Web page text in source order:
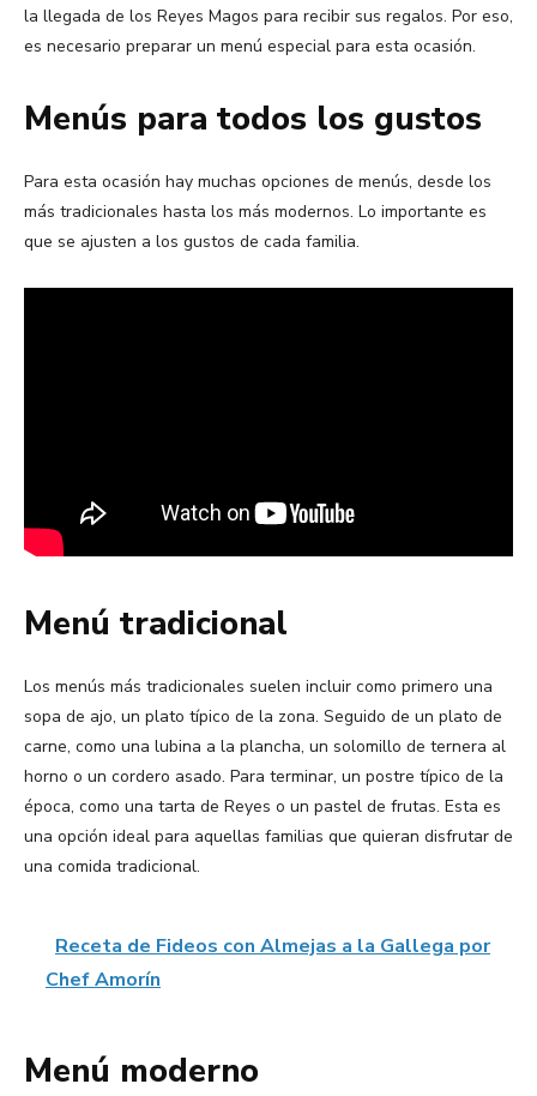
la llegada de los Reyes Magos para recibir sus regalos. Por eso,
es necesario preparar un menú especial para esta ocasión.
Menús para todos los gustos
Para esta ocasión hay muchas opciones de menús, desde los
más tradicionales hasta los más modernos. Lo importante es
que se ajusten a los gustos de cada familia.
Menú tradicional
Los menús más tradicionales suelen incluir como primero una
sopa de ajo, un plato típico de la zona. Seguido de un plato de
carne, como una lubina a la plancha, un solomillo de ternera al
horno o un cordero asado. Para terminar, un postre típico de la
época, como una tarta de Reyes o un pastel de frutas. Esta es
una opción ideal para aquellas familias que quieran disfrutar de
una comida tradicional.
Receta de Fideos con Almejas a la Gallega por
Chef Amorín
Menú moderno